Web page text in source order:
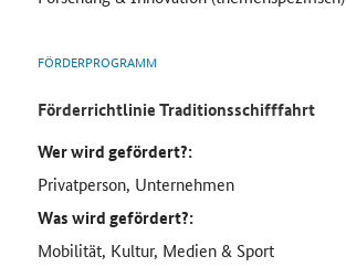
FÖRDERPROGRAMM
Förderrichtlinie Traditionsschifffahrt
Wer wird gefördert?:
Privatperson, Unternehmen
Was wird gefördert?:
Mobilität, Kultur, Medien & Sport